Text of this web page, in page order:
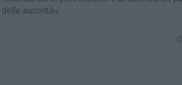
delle autorità»